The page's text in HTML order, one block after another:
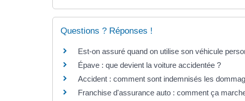
Questions ? Réponses !
Est-on assuré quand on utilise son véhicule
Épave : que devient la voiture accidentée ?
Accident : comment sont indemnisés les
Franchise d'assurance auto : comment ça